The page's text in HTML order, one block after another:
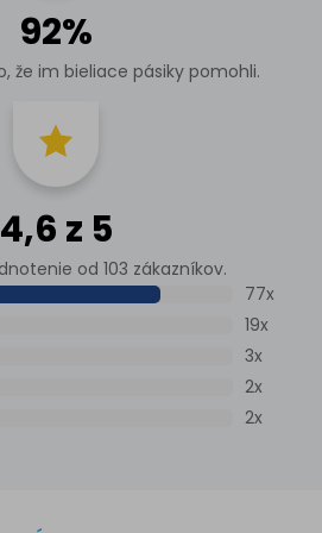
92%
že im bieliace pásiky pomohli.
4,6 z 5
od 103 zákazníkov.
77x
19x
3x
2x
2x